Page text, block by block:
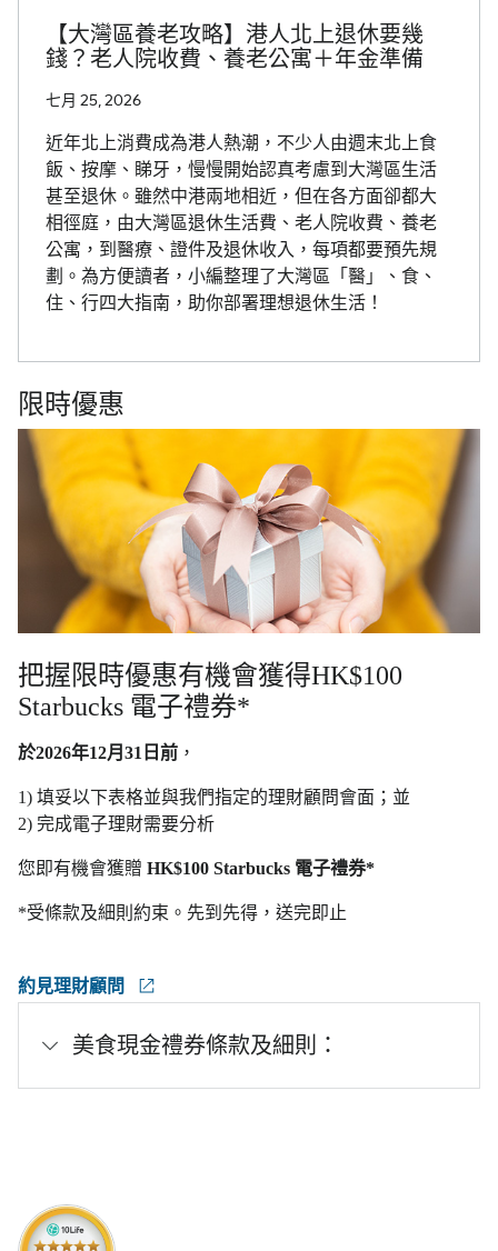
【大灣區養老攻略】港人北上退休要幾
錢？老人院收費、養老公寓＋年金準備
七月 25, 2026
近年北上消費成為港人熱潮，不少人由週末北上食
飯、按摩、睇牙，慢慢開始認真考慮到大灣區生活
甚至退休。雖然中港兩地相近，但在各方面卻都大
相徑庭，由大灣區退休生活費、老人院收費、養老
公寓，到醫療、證件及退休收入，每項都要預先規
劃。為方便讀者，小編整理了大灣區「醫」、食、
住、行四大指南，助你部署理想退休生活！
限時優惠
把握限時優惠有機會獲得HK$100
Starbucks 電子禮券*
於2026年12月31日前 ，
1) 填妥以下表格並與我們指定的理財顧問會面；並
2) 完成電子理財需要分析
您即有機會獲贈 HK$100 Starbucks 電子禮券*
*受條款及細則約束。先到先得，送完即止
約見理財顧問
美食現金禮券條款及細則：